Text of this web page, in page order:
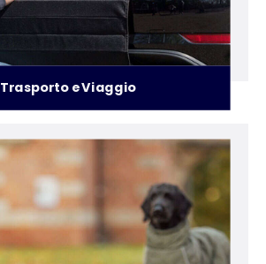
Trasporto e Viaggio